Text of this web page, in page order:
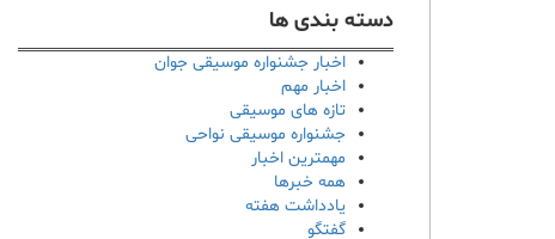
دسته بندی ها
اخبار جشنواره موسیقی جوان
اخبار مهم
تازه های موسیقی
جشنواره موسیقی نواحی
مهمترین اخبار
همه خبرها
یادداشت هفته
گفتگو